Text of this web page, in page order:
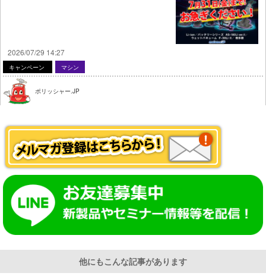
2026/07/29 14:27
キャンペーン マシン
ポリッシャー.JP
他にもこんな記事があります